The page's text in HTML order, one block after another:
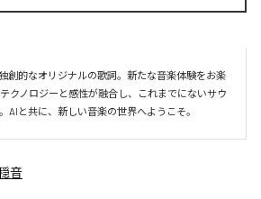
創的なオリジナルの歌詞。新たな音楽体験をお楽
クノロジーと感性が融合し、これまでにないサウ
AIと共に、新しい音楽の世界へようこそ。
音